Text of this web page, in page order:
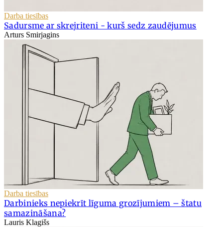
Darba tiesības
Sadursme ar skrejriteni - kurš sedz zaudējumus
Arturs Smirjagins
Darba tiesības
Darbinieks nepiekrīt līguma grozījumiem – štatu
samazināšana?
Lauris Klagišs